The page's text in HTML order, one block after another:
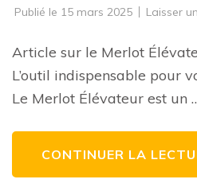
Publié le 15 mars 2025 Laisser
Article sur le Merlot
L’outil indispensable pour
Le Merlot Élévateur est un
CONTINUER LA